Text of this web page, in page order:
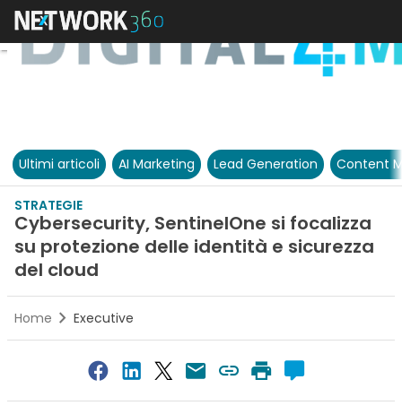
Ultimi articoli AI Marketing Lead Generation Content
STRATEGIE
Cybersecurity, SentinelOne si focalizza
su protezione delle identità e sicurezza
del cloud
Home Executive